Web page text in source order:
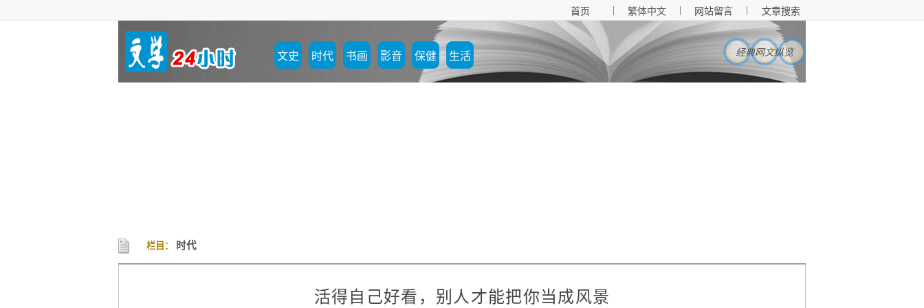
首页 繁体中文 网站留言 文章搜索
文史 时代 书画 影音 保健 生活 经典网文纵览
栏目： 时代
活得自己好看，别人才能把你当成风景